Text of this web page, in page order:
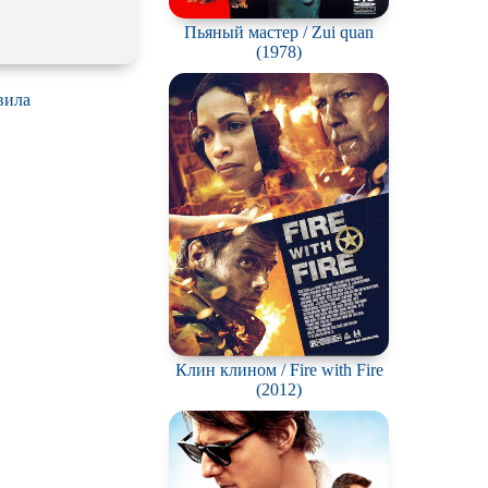
Пьяный мастер / Zui quan
(1978)
Клин клином / Fire with Fire
(2012)